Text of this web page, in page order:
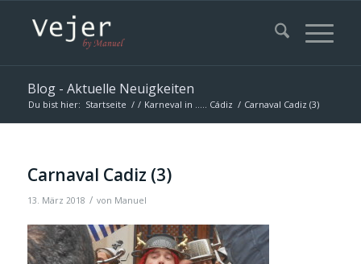
Blog - Aktuelle Neuigkeiten
Du bist hier: Startseite / / Karneval in ….. Cádiz / Carnaval Cadiz (3)
Carnaval Cadiz (3)
13. März 2018 / von Manuel